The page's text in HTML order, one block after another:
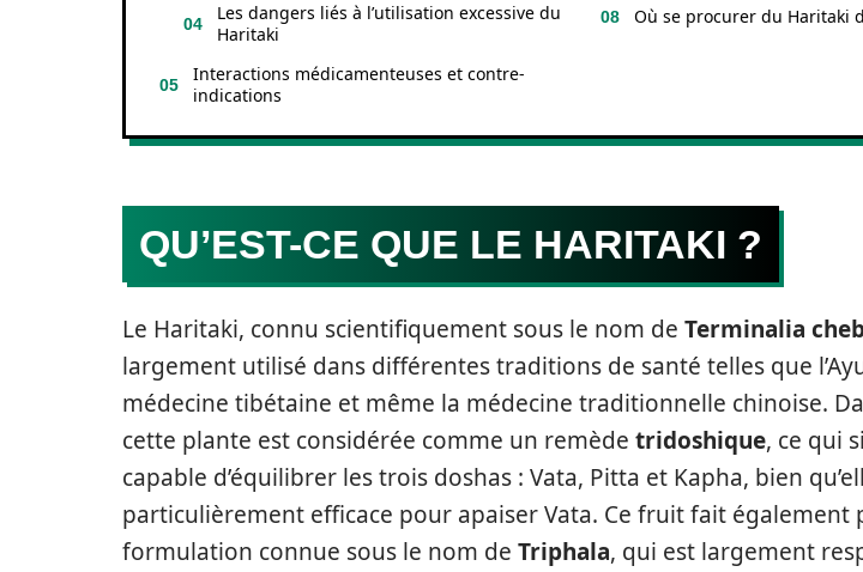
Les dangers liés à l’utilisation excessive du
Haritaki
Interactions médicamenteuses et contre-
indications
Où se procurer du Haritaki
QU’EST-CE QUE LE HARITAKI ?
Le Haritaki, connu scientifiquement sous le nom de Terminalia
largement utilisé dans différentes traditions de santé telles que
médecine tibétaine et même la médecine traditionnelle chinoise.
cette plante est considérée comme un remède tridoshique, ce qui
capable d’équilibrer les trois doshas : Vata, Pitta et Kapha, bien
particulièrement efficace pour apaiser Vata. Ce fruit fait également
formulation connue sous le nom de Triphala, qui est largement